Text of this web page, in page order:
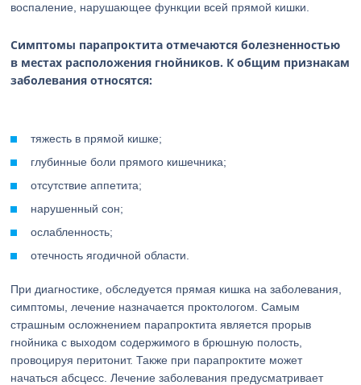
воспаление, нарушающее функции всей прямой кишки.
Симптомы парапроктита отмечаются болезненностью
в местах расположения гнойников. К общим признакам
заболевания относятся:
тяжесть в прямой кишке;
глубинные боли прямого кишечника;
отсутствие аппетита;
нарушенный сон;
ослабленность;
отечность ягодичной области.
При диагностике, обследуется прямая кишка на заболевания,
симптомы, лечение назначается проктологом. Самым
страшным осложнением парапроктита является прорыв
гнойника с выходом содержимого в брюшную полость,
провоцируя перитонит. Также при парапроктите может
начаться абсцесс. Лечение заболевания предусматривает